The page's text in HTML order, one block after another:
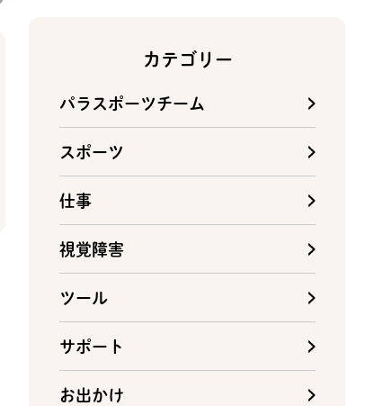
カテゴリー
パラスポーツチーム
スポーツ
仕事
視覚障害
ツール
サポート
お出かけ